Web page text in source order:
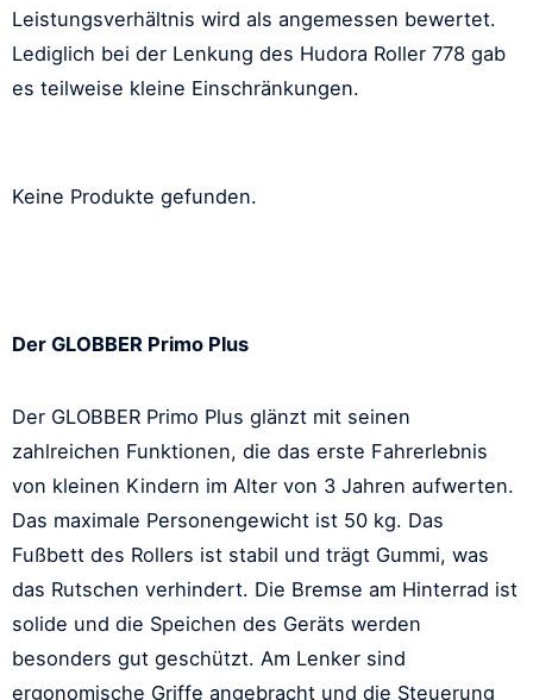
Leistungsverhältnis wird als angemessen bewertet.
Lediglich bei der Lenkung des Hudora Roller 778 gab
es teilweise kleine Einschränkungen.
Keine Produkte gefunden.
Der GLOBBER Primo Plus
Der GLOBBER Primo Plus glänzt mit seinen
zahlreichen Funktionen, die das erste Fahrerlebnis
von kleinen Kindern im Alter von 3 Jahren aufwerten.
Das maximale Personengewicht ist 50 kg. Das
Fußbett des Rollers ist stabil und trägt Gummi, was
das Rutschen verhindert. Die Bremse am Hinterrad ist
solide und die Speichen des Geräts werden
besonders gut geschützt. Am Lenker sind
ergonomische Griffe angebracht und die Steuerung